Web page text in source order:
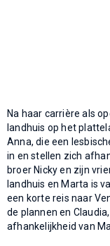
Na haar carrière als
landhuis op het
Anna, die een
in en stellen zich
broer Nicky en zijn
landhuis en Marta is
een korte reis naar
de plannen en
afhankelijkheid van